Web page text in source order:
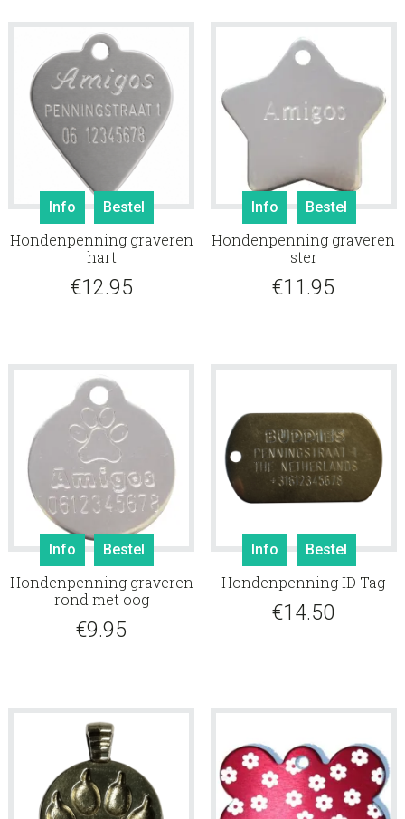
Info Bestel
Hondenpenning graveren
hart
€12.95
Info Bestel
Hondenpenning graveren
ster
€11.95
Info Bestel
Hondenpenning graveren
rond met oog
€9.95
Info Bestel
Hondenpenning ID Tag
€14.50